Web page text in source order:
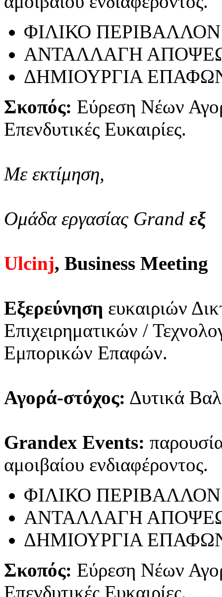
ΦΙΛΙΚΟ ΠΕΡΙΒΑΛΛΟΝ
ΑΝΤΑΛΛΑΓΗ
ΔΗΜΙΟΥΡΓΙΑ
Σκοπός: Εύρεση Νέων
Επενδυτικές Ευκαιρίες.
Με εκτίμηση,
Ομάδα εργασίας Grand εξ
Ulcinj, Business Meeting
Εξερεύνηση ευκαιριών
Επιχειρηματικών /
Εμπορικών Επαφών.
Αγορά-στόχος: Δυτικά
Grandex Events:
αμοιβαίου ενδιαφέροντος.
ΦΙΛΙΚΟ ΠΕΡΙΒΑΛΛΟΝ
ΑΝΤΑΛΛΑΓΗ
ΔΗΜΙΟΥΡΓΙΑ
Σκοπός: Εύρεση Νέων
Επενδυτικές Ευκαιρίες.